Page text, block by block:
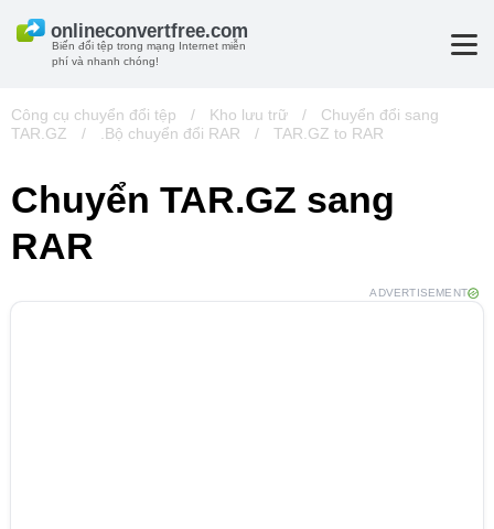
Biến đổi tệp trong mạng Internet miễn
phí và nhanh chóng!
Công cụ chuyển đổi tệp / Kho lưu trữ /
Chuyển đổi sang
TAR.GZ
/ .Bộ chuyển đổi RAR / TAR.GZ to RAR
Chuyển TAR.GZ sang
RAR
ADVERTISEMENT